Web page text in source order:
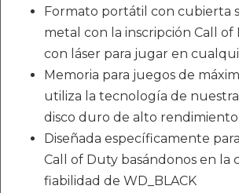
Formato portátil con cubierta
metal con la inscripción Call of
con láser para jugar en
Memoria para juegos de
utiliza la tecnología de
disco duro de alto rendimiento
Diseñada específicamente
Call of Duty basándonos en la
fiabilidad de WD_BLACK